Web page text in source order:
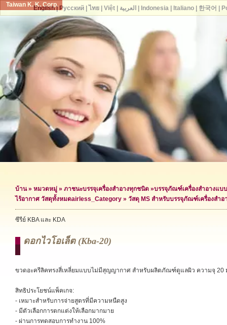
Taiwan K. K. Corp.
บ้าน» หมวดหมู่ » ภาชนะบรรจุเครื่องสำอางทุกชนิด »บรรจุภัณฑ์เครื่องสำอางแบ
ไร้อากาศ วัสดุทั้งหมดairless_Category » วัสดุ MS สำหรับบรรจุภัณฑ์เครื่องสำอ
ซีรีย์ KBA และ KDA
ดอกไวโอเล็ต (kba-20)
ขวดอะครีลิคทรงสี่เหลี่ยมแบบไม่มีสุญญากาศ สำหรับผลิตภัณฑ์ดูแลผิว ความจุ 20
สิทธิประโยชน์แพ็คเกจ:
- เหมาะสำหรับการจ่ายสูตรที่มีความหนืดสูง
- มีตัวเลือกการตกแต่งให้เลือกมากมาย
- ผ่านการทดสอบการทำงาน 100%
English| Русский| ไทย| Việt| العربية Indonesia| Italiano| 한국어